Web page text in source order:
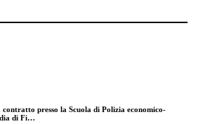
presso la Scuola di Polizia economico-
di Fi…